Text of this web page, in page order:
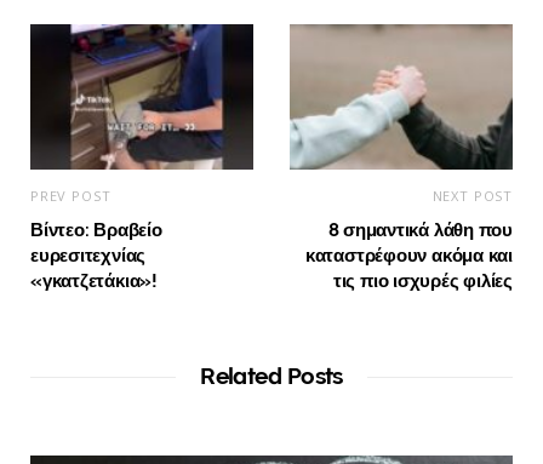
PREV POST
Βίντεο: Βραβείο
ευρεσιτεχνίας
«γκατζετάκια»!
NEXT POST
8 σημαντικά λάθη που
καταστρέφουν ακόμα και
τις πιο ισχυρές φιλίες
Related Posts